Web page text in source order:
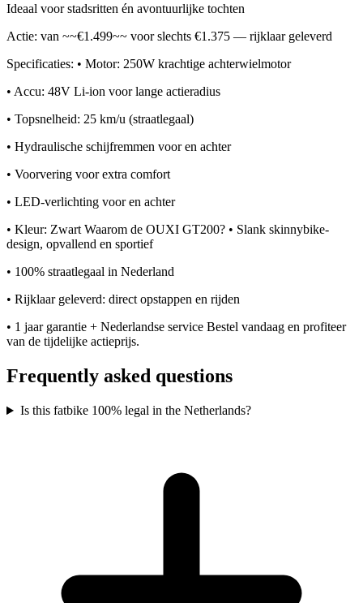
Ideaal voor stadsritten én avontuurlijke tochten
Actie: van ~~€1.499~~ voor slechts €1.375 — rijklaar geleverd
Specificaties: • Motor: 250W krachtige achterwielmotor
• Accu: 48V Li-ion voor lange actieradius
• Topsnelheid: 25 km/u (straatlegaal)
• Hydraulische schijfremmen voor en achter
• Voorvering voor extra comfort
• LED-verlichting voor en achter
• Kleur: Zwart Waarom de OUXI GT200? • Slank skinnybike-
design, opvallend en sportief
• 100% straatlegaal in Nederland
• Rijklaar geleverd: direct opstappen en rijden
• 1 jaar garantie + Nederlandse service Bestel vandaag en profiteer
van de tijdelijke actieprijs.
Frequently asked questions
Is this fatbike 100% legal in the Netherlands?